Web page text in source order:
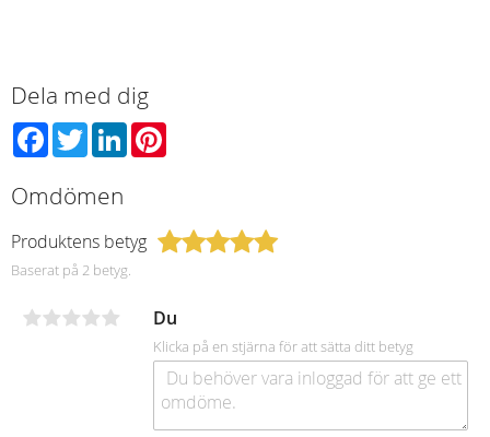
Dela med dig
Facebook
TwitterLinkedIn
Omdömen
Produktens betyg
Baserat på 2 betyg.
Du
Klicka på en stjärna för att sätta ditt betyg